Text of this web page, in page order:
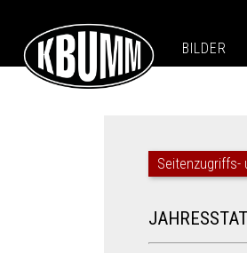
BILDER
Seitenzugriffs-